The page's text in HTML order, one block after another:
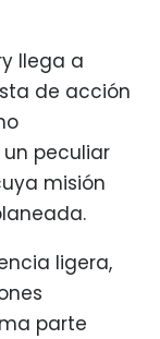
llega a
de acción
peculiar
misión
ligera,
parte